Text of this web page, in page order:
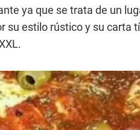
ya que se trata de un
su estilo rústico y su carta